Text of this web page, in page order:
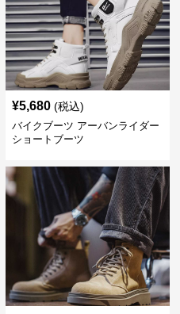
¥5,680 (税込)
バイクブーツ アーバンライダー
ショートブーツ